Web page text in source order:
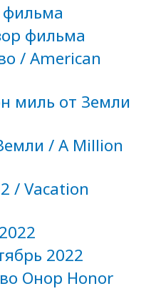
фильма
фильма
/ American
миль от Земли
/ A Million
/ Vacation
2022
Онор Honor